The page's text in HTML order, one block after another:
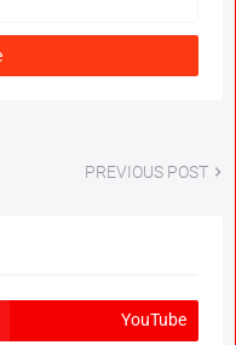
PREVIOUS POST
YouTube